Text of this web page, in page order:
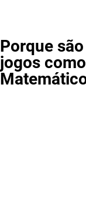
Porque
jogos